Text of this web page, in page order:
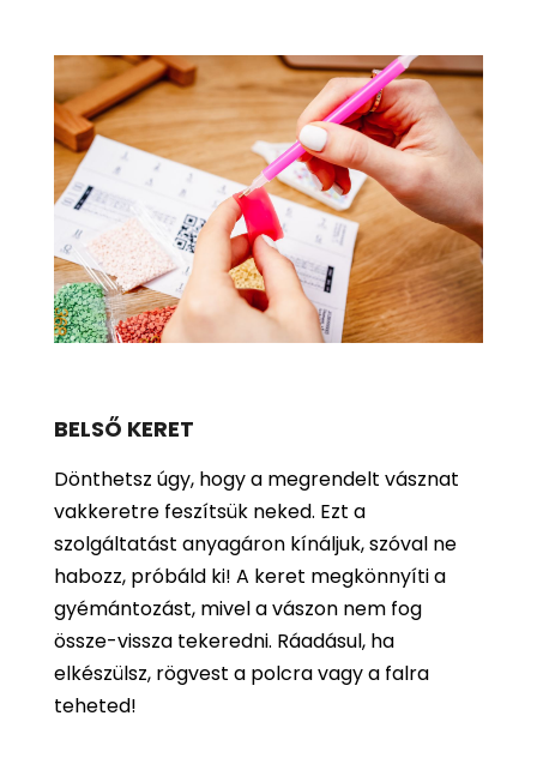
BELSŐ KERET
Dönthetsz úgy, hogy a megrendelt vásznat
vakkeretre feszítsük neked. Ezt a
szolgáltatást anyagáron kínáljuk, szóval ne
habozz, próbáld ki! A keret megkönnyíti a
gyémántozást, mivel a vászon nem fog
össze-vissza tekeredni. Ráadásul, ha
elkészülsz, rögvest a polcra vagy a falra
teheted!